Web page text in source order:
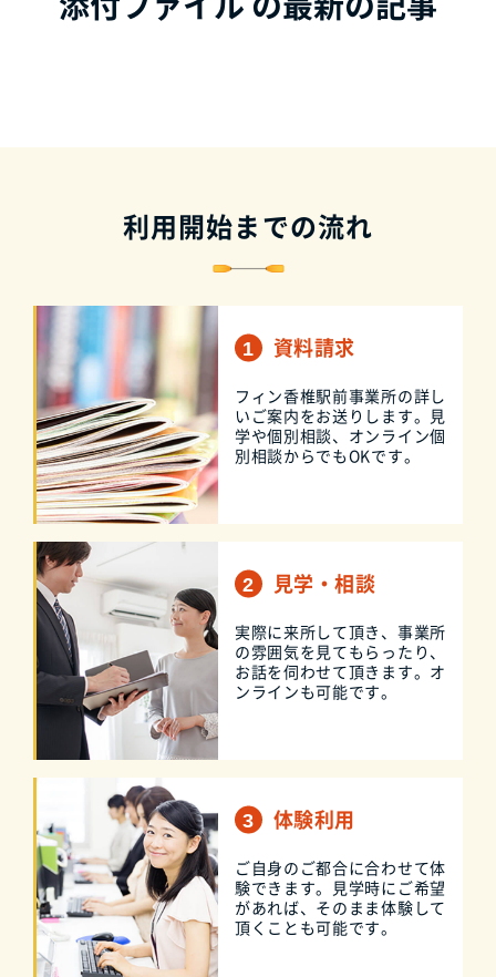
利用開始までの流れ
資料請求
フィン香椎駅前事業所の詳し
いご案内をお送りします。見
学や個別相談、オンライン個
別相談からでもOKです。
見学・相談
実際に来所して頂き、事業所
の雰囲気を見てもらったり、
お話を伺わせて頂きます。オ
ンラインも可能です。
体験利用
ご自身のご都合に合わせて体
験できます。見学時にご希望
があれば、そのまま体験して
頂くことも可能です。